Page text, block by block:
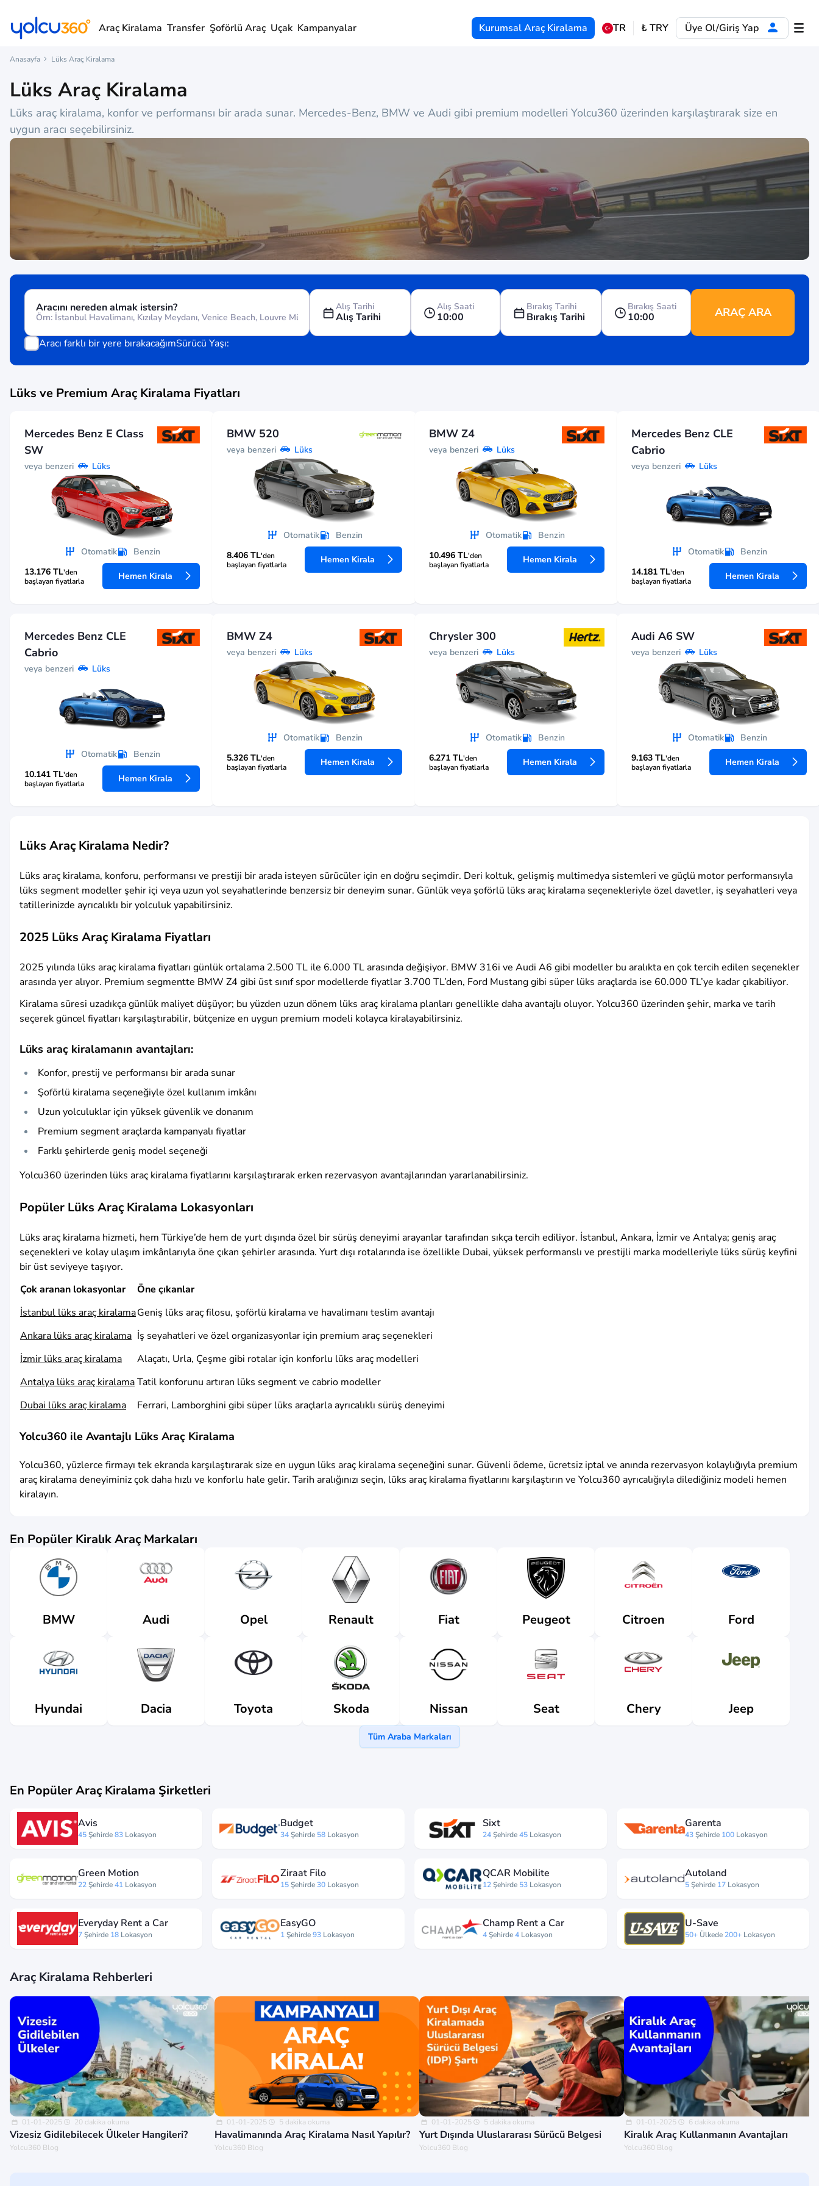
Araç Kiralama Transfer Şoförlü Araç Uçak Kampanyalar Kurumsal Araç Kiralama TR ₺ TRY Üye Ol/Giriş Yap
Anasayfa Lüks Araç Kiralama
Lüks Araç Kiralama
Lüks araç kiralama, konfor ve performansı bir arada sunar. Mercedes-Benz, BMW ve Audi gibi premium modelleri Yolcu360 üzerinden karşılaştırarak size en
uygun aracı seçebilirsiniz.
Aracını nereden almak istersin? Alış Tarihi
Alış Tarihi
Alış Saati
10:00
Bırakış Tarihi
Bırakış Tarihi
Bırakış Saati
10:00 ARAÇ ARA
Aracı farklı bir yere bırakacağımSürücü Yaşı:
Lüks ve Premium Araç Kiralama Fiyatları
Mercedes Benz E Class
SW
veya benzeri Lüks
Otomatik
Benzin
13.176 TL'den
başlayan fiyatlarla
Hemen Kirala
BMW 520
veya benzeri Lüks
Otomatik
Benzin
8.406 TL'den
başlayan fiyatlarla
Hemen Kirala
BMW Z4
veya benzeri Lüks
Otomatik
Benzin
10.496 TL'den
başlayan fiyatlarla
Hemen Kirala
Mercedes Benz CLE
Cabrio
veya benzeri Lüks
Otomatik
Benzin
14.181 TL'den
başlayan fiyatlarla
Hemen Kirala
Mercedes Benz CLE
Cabrio
veya benzeri Lüks
Otomatik
Benzin
10.141 TL'den
başlayan fiyatlarla
Hemen Kirala
BMW Z4
veya benzeri Lüks
Otomatik
Benzin
5.326 TL'den
başlayan fiyatlarla
Hemen Kirala
Chrysler 300
veya benzeri Lüks
Otomatik
Benzin
6.271 TL'den
başlayan fiyatlarla
Hemen Kirala
Audi A6 SW
veya benzeri Lüks
Otomatik
Benzin
9.163 TL'den
başlayan fiyatlarla
Hemen Kirala
Lüks Araç Kiralama Nedir?
Lüks araç kiralama, konforu, performansı ve prestiji bir arada isteyen sürücüler için en doğru seçimdir. Deri koltuk, gelişmiş multimedya sistemleri ve güçlü motor performansıyla
lüks segment modeller şehir içi veya uzun yol seyahatlerinde benzersiz bir deneyim sunar. Günlük veya şoförlü lüks araç kiralama seçenekleriyle özel davetler, iş seyahatleri veya
tatillerinizde ayrıcalıklı bir yolculuk yapabilirsiniz.
2025 Lüks Araç Kiralama Fiyatları
2025 yılında lüks araç kiralama fiyatları günlük ortalama 2.500 TL ile 6.000 TL arasında değişiyor. BMW 316i ve Audi A6 gibi modeller bu aralıkta en çok tercih edilen seçenekler
arasında yer alıyor. Premium segmentte BMW Z4 gibi üst sınıf spor modellerde fiyatlar 3.700 TL’den, Ford Mustang gibi süper lüks araçlarda ise 60.000 TL’ye kadar çıkabiliyor.
Kiralama süresi uzadıkça günlük maliyet düşüyor; bu yüzden uzun dönem lüks araç kiralama planları genellikle daha avantajlı oluyor. Yolcu360 üzerinden şehir, marka ve tarih
seçerek güncel fiyatları karşılaştırabilir, bütçenize en uygun premium modeli kolayca kiralayabilirsiniz.
Lüks araç kiralamanın avantajları:
Konfor, prestij ve performansı bir arada sunar
Şoförlü kiralama seçeneğiyle özel kullanım imkânı
Uzun yolculuklar için yüksek güvenlik ve donanım
Premium segment araçlarda kampanyalı fiyatlar
Farklı şehirlerde geniş model seçeneği
Yolcu360 üzerinden lüks araç kiralama fiyatlarını karşılaştırarak erken rezervasyon avantajlarından yararlanabilirsiniz.
Popüler Lüks Araç Kiralama Lokasyonları
Lüks araç kiralama hizmeti, hem Türkiye’de hem de yurt dışında özel bir sürüş deneyimi arayanlar tarafından sıkça tercih ediliyor. İstanbul, Ankara, İzmir ve Antalya; geniş araç
seçenekleri ve kolay ulaşım imkânlarıyla öne çıkan şehirler arasında. Yurt dışı rotalarında ise özellikle Dubai, yüksek performanslı ve prestijli marka modelleriyle lüks sürüş keyfini
bir üst seviyeye taşıyor.
Çok aranan lokasyonlar
Öne çıkanlar
İstanbul lüks araç kiralamaGeniş lüks araç filosu, şoförlü kiralama ve havalimanı teslim avantajı
Ankara lüks araç kiralama İş seyahatleri ve özel organizasyonlar için premium araç seçenekleri
İzmir lüks araç kiralama
Alaçatı, Urla, Çeşme gibi rotalar için konforlu lüks araç modelleri
Antalya lüks araç kiralamaTatil konforunu artıran lüks segment ve cabrio modeller
Dubai lüks araç kiralama
Ferrari, Lamborghini gibi süper lüks araçlarla ayrıcalıklı sürüş deneyimi
Yolcu360 ile Avantajlı Lüks Araç Kiralama
Yolcu360, yüzlerce firmayı tek ekranda karşılaştırarak size en uygun lüks araç kiralama seçeneğini sunar. Güvenli ödeme, ücretsiz iptal ve anında rezervasyon kolaylığıyla premium
araç kiralama deneyiminiz çok daha hızlı ve konforlu hale gelir. Tarih aralığınızı seçin, lüks araç kiralama fiyatlarını karşılaştırın ve Yolcu360 ayrıcalığıyla dilediğiniz modeli hemen
kiralayın.
En Popüler Kiralık Araç Markaları
BMW Audi Opel Renault Fiat Peugeot Citroen Ford
Hyundai Dacia Toyota Skoda Nissan Seat Chery Jeep
Tüm Araba Markaları
En Popüler Araç Kiralama Şirketleri
Avis
45Şehirde83 Lokasyon
Budget
34Şehirde 58 Lokasyon
Sixt
24Şehirde45 Lokasyon
Garenta
43Şehirde 100 Lokasyon
Green Motion
22Şehirde41 Lokasyon
Ziraat Filo
15Şehirde30 Lokasyon
QCAR Mobilite
12Şehirde 53 Lokasyon
Autoland
5Şehirde 17 Lokasyon
Everyday Rent a Car
7Şehirde 18 Lokasyon
EasyGO
1Şehirde93 Lokasyon
Champ Rent a Car
4Şehirde4 Lokasyon
U-Save
50+ Ülkede 200+ Lokasyon
Araç Kiralama Rehberleri
01-01-2025 20 dakika okuma
Vizesiz Gidilebilecek Ülkeler Hangileri?
Yolcu360 Blog
01-01-2025 5 dakika okuma
Havalimanında Araç Kiralama Nasıl Yapılır?
Yolcu360 Blog
01-01-2025 5 dakika okuma
Yurt Dışında Uluslararası Sürücü Belgesi
Yolcu360 Blog
01-01-2025 6 dakika okuma
Kiralık Araç Kullanmanın Avantajları
Yolcu360 Blog